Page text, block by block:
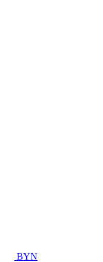
BYN